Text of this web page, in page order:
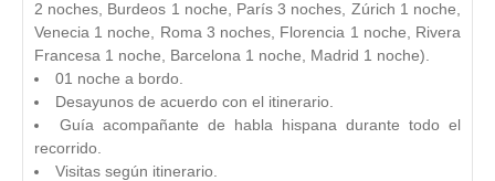
2 noches, Burdeos 1 noche, París 3 noches, Zúrich 1 noche,
Venecia 1 noche, Roma 3 noches, Florencia 1 noche, Rivera
Francesa 1 noche, Barcelona 1 noche, Madrid 1 noche).
01 noche a bordo.
Desayunos de acuerdo con el itinerario.
Guía acompañante de habla hispana durante todo el
recorrido.
Visitas según itinerario.